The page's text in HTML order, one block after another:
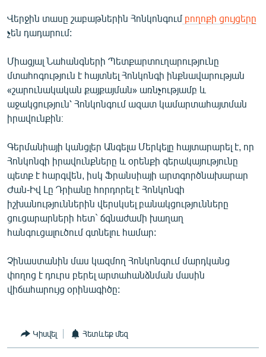
Հայերեն
English
Русский
ՀԵՏԵՎԵՔ ՄԵԶ
«Ազատության» բոլոր կայքերը
Վերջին տասը շաբաթներին Հոնկոնգում բողոքի ցույցերը
չեն դադարում:
Միացյալ Նահանգների Պետքարտուղարությունը
մտահոգություն է հայտնել Հոնկոնգի ինքնավարության
«շարունակական քայքայման» առնչությամբ և
աջակցություն՝ Հոնկոնգում ազատ կամարտահայտման
իրավունքին։
Գերմանիայի կանցլեր Անգելա Մերկելը հայտարարել է, որ
Հոնկոնգի իրավունքները և օրենքի գերակայությունը
պետք է հարգվեն, իսկ Ֆրանսիայի արտգործնախարար
Ժան-Իվ Լը Դրիանը հորդորել է Հոնկոնգի
իշխանություններին վերսկսել բանակցությունները
ցուցարարների հետ` ճգնաժամի խաղաղ
հանգուցալուծում գտնելու համար:
Չինաստանին մաս կազմող Հոնկոնգում մարդկանց
փողոց է դուրս բերել արտահանձնման մասին
վիճահարույց օրինագիծը:
Կիսվել Հետևեք մեզ